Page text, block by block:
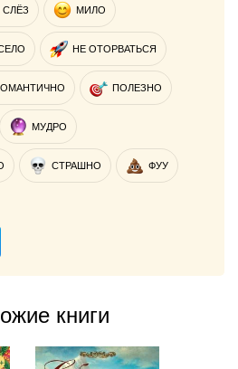
СЛЁЗ МИЛО
НЕ ОТОРВАТЬСЯ
ПОЛЕЗНО
МУДРО
СТРАШНО ФУУ
книги